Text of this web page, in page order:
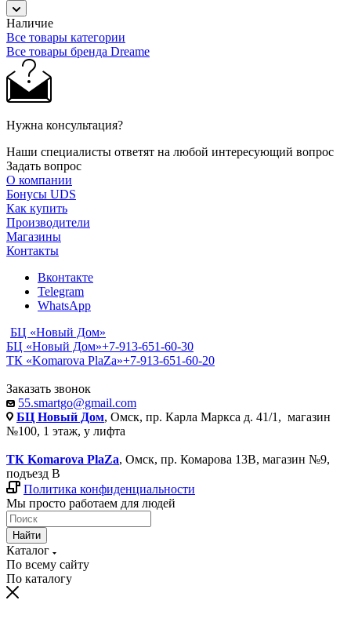
Наличие
Все товары категории
Все товары бренда Dreame
Нужна консультация?
Наши специалисты ответят на любой интересующий вопрос
Задать вопрос
О компании
Бонусы UDS
Как купить
Производители
Магазины
Контакты
Вконтакте
Telegram
WhatsApp
БЦ «Новый Дом»
БЦ «Новый Дом»+7-913-651-60-30
ТК «Komarova PlaZa»+7-913-651-60-20
Заказать звонок
55.smartgo@gmail.com
БЦ Новый Дом, Омск, пр. Карла Маркса д. 41/1, магазин
№100, 1 этаж, у лифта
ТК Komarova PlaZa, Омск, пр. Комарова 13В, магазин №9,
подъезд В
Политика конфиденциальности
Мы просто работаем для людей
Найти
Каталог
По всему сайту
По каталогу